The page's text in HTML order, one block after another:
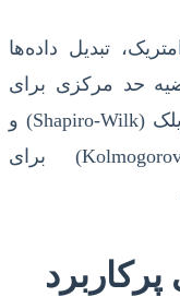
تبدیل داده‌ها
حد مرکزی برای
نمونه‌های بزرگ. آزمون‌های شاپیرو-ویلک (Shapiro-Wilk) و
کولموگروف-اسمیرنوف (Kolmogorov-Smirnov) برای
پرکاربرد